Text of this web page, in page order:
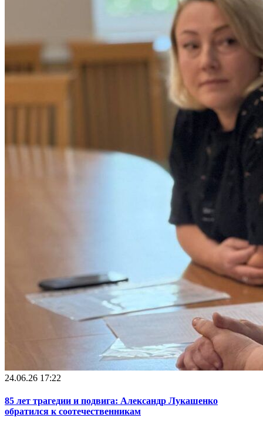
24.06.26 17:22
85 лет трагедии и подвига: Александр Лукашенко
обратился к соотечественникам